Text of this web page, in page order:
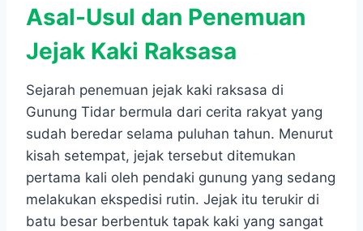
Asal-Usul dan Penemuan
Jejak Kaki Raksasa
Sejarah penemuan jejak kaki raksasa di
Gunung Tidar bermula dari cerita rakyat yang
sudah beredar selama puluhan tahun. Menurut
kisah setempat, jejak tersebut ditemukan
pertama kali oleh pendaki gunung yang sedang
melakukan ekspedisi rutin. Jejak itu terukir di
batu besar berbentuk tapak kaki yang sangat